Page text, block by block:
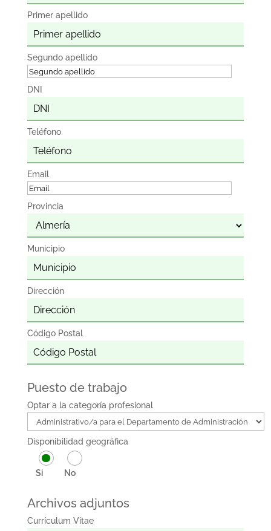
Primer apellido
Segundo apellido
DNI
Teléfono
Email
Provincia
Municipio
Dirección
Código Postal
Puesto de trabajo
Optar a la categoría profesional
Disponibilidad geográfica
Si No
Archivos adjuntos
Currículum Vítae